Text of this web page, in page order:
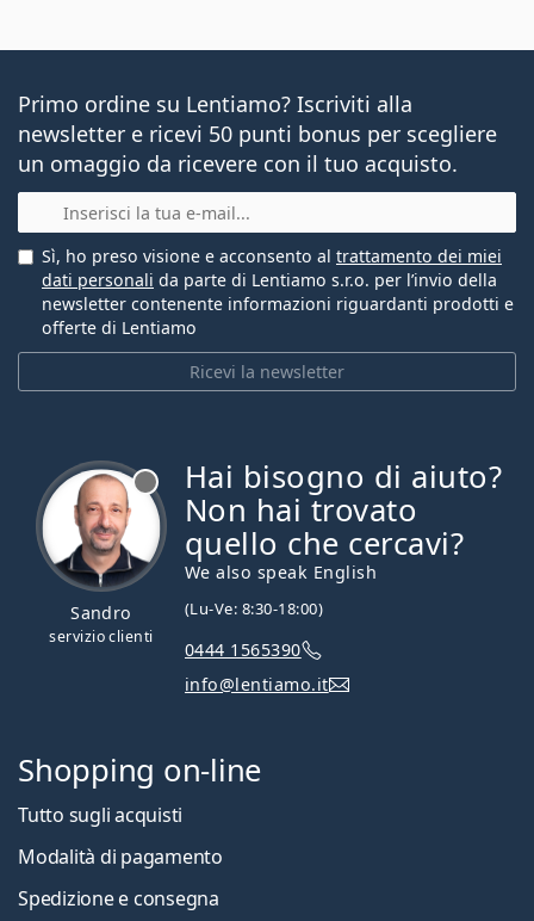
Primo ordine su Lentiamo? Iscriviti alla
newsletter e ricevi 50 punti bonus per scegliere
un omaggio da ricevere con il tuo acquisto.
E-mail
Ricevi la newsletter
Sì, ho preso visione e acconsento al trattamento dei miei
dati personali da parte di Lentiamo s.r.o. per l’invio della
newsletter contenente informazioni riguardanti prodotti e
offerte di Lentiamo
Sandro
servizio clienti
Hai bisogno di aiuto?
Non hai trovato
quello che cercavi?
We also speak English
(Lu-Ve: 8:30-18:00)
0444 1565390
info@lentiamo.it
Shopping on-line
Tutto sugli acquisti
Modalità di pagamento
Spedizione e consegna